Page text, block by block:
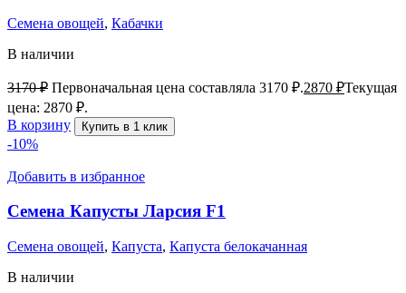
Семена овощей, Кабачки
В наличии
3170₽ Первоначальная цена составляла 3170 ₽.2870 ₽Текущая
цена: 2870 ₽.
В корзину
Купить в 1 клик
-10%
Добавить в избранное
Семена Капусты Ларсия F1
Семена овощей, Капуста, Капуста белокачанная
В наличии